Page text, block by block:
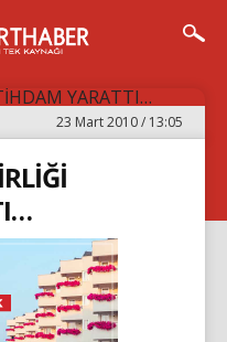
23 Mart 2010 / 13:05